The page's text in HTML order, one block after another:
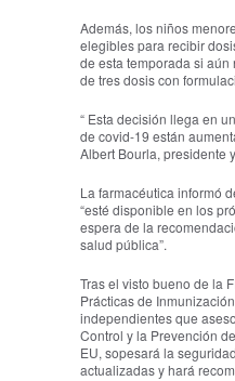
Además, los niños
elegibles para recibir
de esta temporada si
de tres dosis con
“ Esta decisión llega en
de covid-19 están
Albert Bourla, presidente
La farmacéutica informó
“esté disponible en los
espera de la
salud pública”.
Tras el visto bueno de la
Prácticas de
independientes que
Control y la Prevención
EU, sopesará la
actualizadas y hará